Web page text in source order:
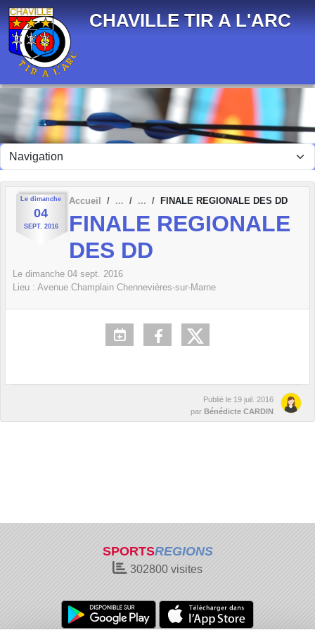
CHAVILLE TIR A L'ARC
Le dimanche
04
SEPT. 2016
Accueil FINALE REGIONALE DES DD
FINALE REGIONALE
DES DD
Le dimanche 04 sept. 2016
Lieu : Avenue Champlain Chennevières-sur-Marne
Publié le 19 juil. 2016
par Bénédicte CARDIN
SPORTSREGIONS
302800 visites
Panneau de gestion des cookies